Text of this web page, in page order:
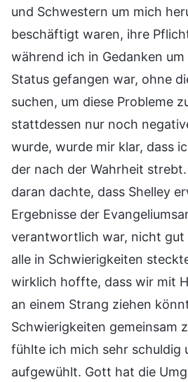
und Schwestern um mich
beschäftigt waren, ihre
während ich in Gedanken
Status gefangen war, ohne
suchen, um diese Probleme
stattdessen nur noch
wurde, wurde mir klar, dass
der nach der Wahrheit
daran dachte, dass Shelley
Ergebnisse der
verantwortlich war, nicht gut
alle in Schwierigkeiten
wirklich hoffte, dass wir mit
an einem Strang ziehen
Schwierigkeiten gemeinsam
fühlte ich mich sehr schuldig
aufgewühlt. Gott hat die